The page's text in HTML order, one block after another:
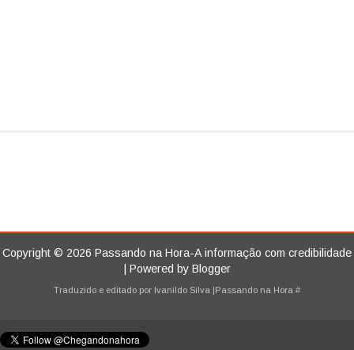
Copyright © 2026 Passando na Hora-A informação com credibilidade
| Powered by Blogger
Traduzido e editado por Ivanildo Silva |Passando na Hora #